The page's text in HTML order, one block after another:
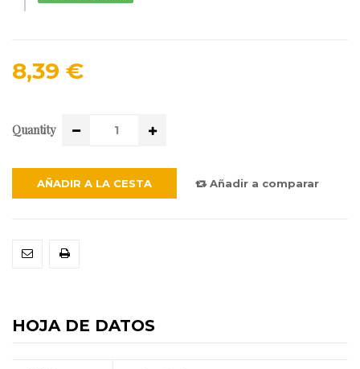
8,39 €
Quantity
AÑADIR A LA CESTA Añadir a comparar
HOJA DE DATOS